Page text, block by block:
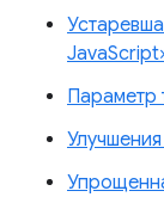
Параметр